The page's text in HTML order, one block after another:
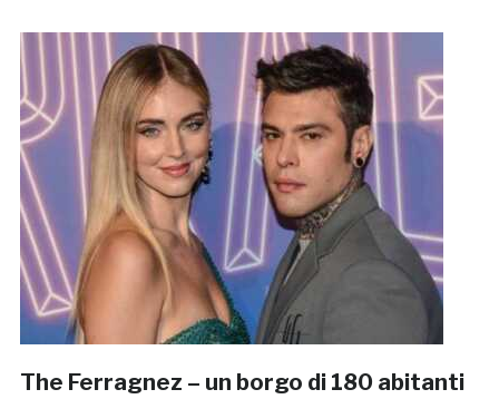
The Ferragnez – un borgo di 180 abitanti